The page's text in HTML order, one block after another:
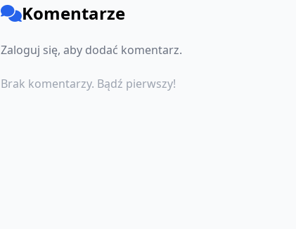
Komentarze
Zaloguj się, aby dodać komentarz.
Brak komentarzy. Bądź pierwszy!